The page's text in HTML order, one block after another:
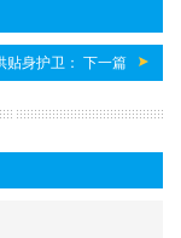
贴身护卫： 下一篇